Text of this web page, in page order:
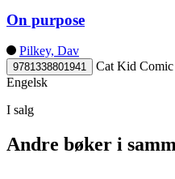
On purpose
Pilkey, Dav
9781338801941 Cat Kid
Engelsk
I salg
Andre bøker i